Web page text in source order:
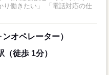
オペレーター）
徒歩 1分）